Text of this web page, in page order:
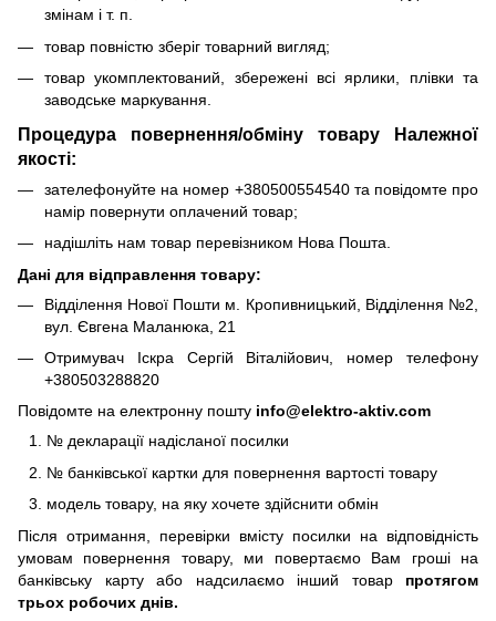
змінам і т. п.
товар повністю зберіг товарний вигляд;
товар укомплектований, збережені всі ярлики, плівки та
заводське маркування.
Процедура повернення/обміну товару Належної
якості:
зателефонуйте на номер +380500554540 та повідомте про
намір повернути оплачений товар;
надішліть нам товар перевізником Нова Пошта.
Дані для відправлення товару:
Відділення Нової Пошти м. Кропивницький, Відділення №2,
вул. Євгена Маланюка, 21
Отримувач Іскра Сергій Віталійович, номер телефону
+380503288820
Повідомте на електронну пошту info@elektro-aktiv.com
№ декларації надісланої посилки
№ банківської картки для повернення вартості товару
модель товару, на яку хочете здійснити обмін
Після отримання, перевірки вмісту посилки на відповідність
умовам повернення товару, ми повертаємо Вам гроші на
банківську карту або надсилаємо інший товар протягом
трьох робочих днів.